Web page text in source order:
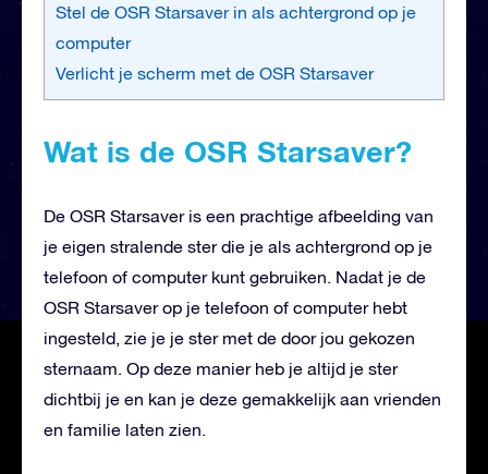
Stel de OSR Starsaver in als achtergrond op je
computer
Verlicht je scherm met de OSR Starsaver
Wat is de OSR Starsaver?
De OSR Starsaver is een prachtige afbeelding van
je eigen stralende ster die je als achtergrond op je
telefoon of computer kunt gebruiken. Nadat je de
OSR Starsaver op je telefoon of computer hebt
ingesteld, zie je je ster met de door jou gekozen
sternaam. Op deze manier heb je altijd je ster
dichtbij je en kan je deze gemakkelijk aan vrienden
en familie laten zien.